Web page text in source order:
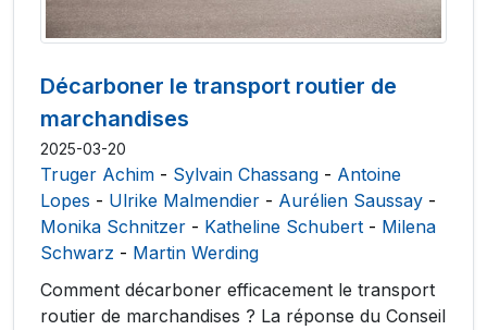
Décarboner le transport routier de
marchandises
2025-03-20
Truger Achim - Sylvain Chassang - Antoine
Lopes - Ulrike Malmendier - Aurélien Saussay -
Monika Schnitzer - Katheline Schubert - Milena
Schwarz - Martin Werding
Comment décarboner efficacement le transport
routier de marchandises ? La réponse du Conseil